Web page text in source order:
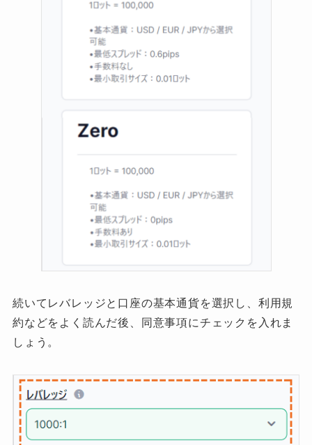
続いてレバレッジと口座の基本通貨を選択し、利用規
約などをよく読んだ後、同意事項にチェックを入れま
しょう。